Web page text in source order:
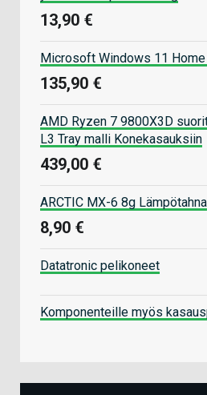
13,90 €
Microsoft Windows 11
135,90 €
AMD Ryzen 7 9800X3D
L3 Tray malli Konekasauksiin
439,00 €
ARCTIC MX-6 8g Lämpötahna
8,90 €
Datatronic pelikoneet
Komponenteille myös